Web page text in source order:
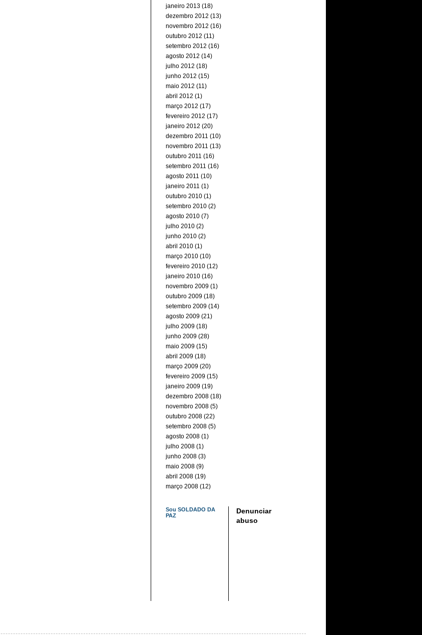
janeiro 2013 (18)
dezembro 2012 (13)
novembro 2012 (16)
outubro 2012 (11)
setembro 2012 (16)
agosto 2012 (14)
julho 2012 (18)
junho 2012 (15)
maio 2012 (11)
abril 2012 (1)
março 2012 (17)
fevereiro 2012 (17)
janeiro 2012 (20)
dezembro 2011 (10)
novembro 2011 (13)
outubro 2011 (16)
setembro 2011 (16)
agosto 2011 (10)
janeiro 2011 (1)
outubro 2010 (1)
setembro 2010 (2)
agosto 2010 (7)
julho 2010 (2)
junho 2010 (2)
abril 2010 (1)
março 2010 (10)
fevereiro 2010 (12)
janeiro 2010 (16)
novembro 2009 (1)
outubro 2009 (18)
setembro 2009 (14)
agosto 2009 (21)
julho 2009 (18)
junho 2009 (28)
maio 2009 (15)
abril 2009 (18)
março 2009 (20)
fevereiro 2009 (15)
janeiro 2009 (19)
dezembro 2008 (18)
novembro 2008 (5)
outubro 2008 (22)
setembro 2008 (5)
agosto 2008 (1)
julho 2008 (1)
junho 2008 (3)
maio 2008 (9)
abril 2008 (19)
março 2008 (12)
Sou SOLDADO DA
PAZ
Denunciar
abuso